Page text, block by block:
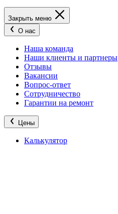
Закрыть меню
О нас
Наша команда
Наши клиенты и партнеры
Отзывы
Вакансии
Вопрос-ответ
Сотрудничество
Гарантии на ремонт
Цены
Калькулятор